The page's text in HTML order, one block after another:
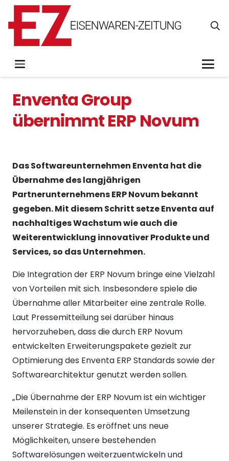
Enventa Group
übernimmt ERP Novum
Das Softwareunternehmen Enventa hat die
Übernahme des langjährigen
Partnerunternehmens ERP Novum bekannt
gegeben. Mit diesem Schritt setze Enventa auf
nachhaltiges Wachstum wie auch die
Weiterentwicklung innovativer Produkte und
Services, so das Unternehmen.
Die Integration der ERP Novum bringe eine Vielzahl
von Vorteilen mit sich. Insbesondere spiele die
Übernahme aller Mitarbeiter eine zentrale Rolle.
Laut Pressemitteilung sei darüber hinaus
hervorzuheben, dass die durch ERP Novum
entwickelten Erweiterungspakete gezielt zur
Optimierung des Enventa ERP Standards sowie der
Softwarearchitektur genutzt werden sollen.
„Die Übernahme der ERP Novum ist ein wichtiger
Meilenstein in der konsequenten Umsetzung
unserer Strategie. Es eröffnet uns neue
Möglichkeiten, unsere bestehenden
Softwarelösungen weiterzuentwickeln und